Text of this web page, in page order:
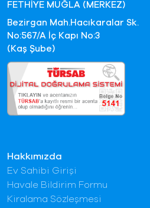
Hakkımızda
Ev Sahibi Girişi
Havale Bildirim Formu
Kiralama Sözleşmesi
FETHİYE MUĞLA (MERKEZ)
Bezirgan Mah.Hacıkaralar Sk.
No:567/A İç Kapı No:3
(Kaş Şube)